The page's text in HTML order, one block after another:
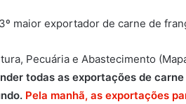
maior exportador de carne de
Pecuária e Abastecimento
todas as exportações de
Pela manhã, as exportações